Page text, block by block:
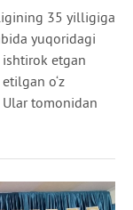
35 yilligiga
yuqoridagi
etgan
o‘z
tomonidan